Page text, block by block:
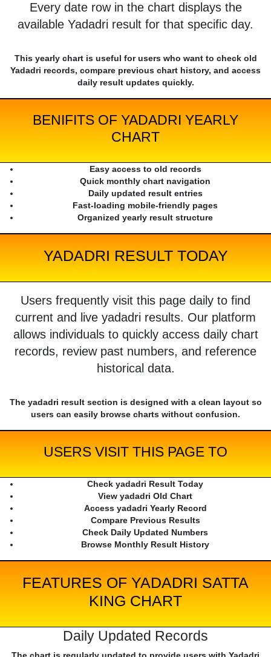
Every date row in the chart displays the
available Yadadri result for that specific day.
This yearly chart is useful for users who want to check old
Yadadri records, compare previous chart history, and access
daily result updates quickly.
BENIFITS OF YADADRI YEARLY
CHART
Easy access to old records
Quick monthly chart navigation
Daily updated result entries
Fast-loading mobile-friendly pages
Organized yearly result structure
YADADRI RESULT TODAY
Users frequently visit this page daily to find
current and live yadadri results. Our platform
allows individuals to quickly access daily chart
records, review past numbers, and reference
historical data.
The yadadri result section is designed with a clean layout so
users can easily browse charts without confusion.
USERS VISIT THIS PAGE TO
Check yadadri Result Today
View yadadri Old Chart
Access yadadri Yearly Record
Compare Previous Results
Check Daily Updated Numbers
Browse Monthly Result History
FEATURES OF YADADRI SATTA
KING CHART
Daily Updated Records